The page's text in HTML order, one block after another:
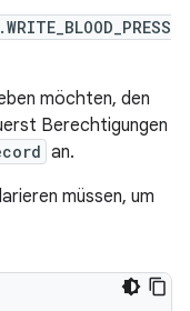
möchten, den
Berechtigungen
an.
müssen, um